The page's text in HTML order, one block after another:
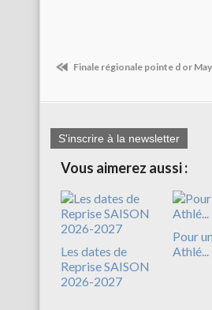
Finale régionale pointe d or
S'inscrire à la newsletter
Vous aimerez aussi :
Les dates de
Reprise SAISON
2026-2027
Pour
Athlé...